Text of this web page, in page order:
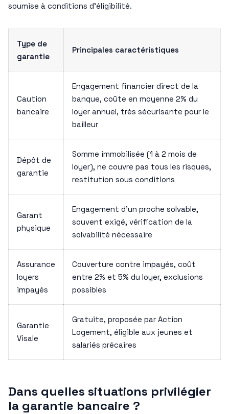
soumise à conditions d’éligibilité.
Type de
garantie
Principales caractéristiques
Caution
bancaire
Engagement financier direct de la
banque, coûte en moyenne 2% du
loyer annuel, très sécurisante pour le
bailleur
Dépôt de
garantie
Somme immobilisée (1 à 2 mois de
loyer), ne couvre pas tous les risques,
restitution sous conditions
Garant
physique
Engagement d’un proche solvable,
souvent exigé, vérification de la
solvabilité nécessaire
Assurance
loyers
impayés
Couverture contre impayés, coût
entre 2% et 5% du loyer, exclusions
possibles
Garantie
Visale
Gratuite, proposée par Action
Logement, éligible aux jeunes et
salariés précaires
Dans quelles situations privilégier
la garantie bancaire ?